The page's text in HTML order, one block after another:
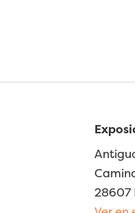
28607